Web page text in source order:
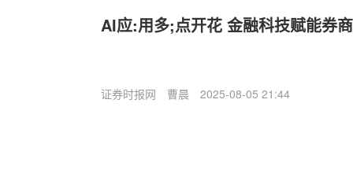
AI应:用多;点开花 金融科技赋能券
证券时报网 曹晨 2025-08-05 21:44